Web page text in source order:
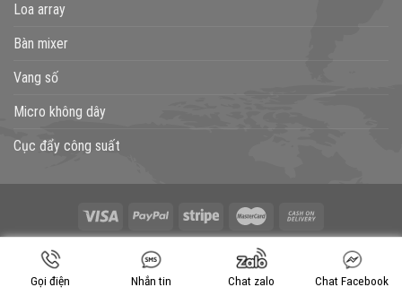
Loa array
Bàn mixer
Vang số
Micro không dây
Cục đẩy công suất
LIÊN HỆ
Copyright 2026 © Flatsome Theme
Gọi điện Nhắn tin Chat zalo Chat Facebook